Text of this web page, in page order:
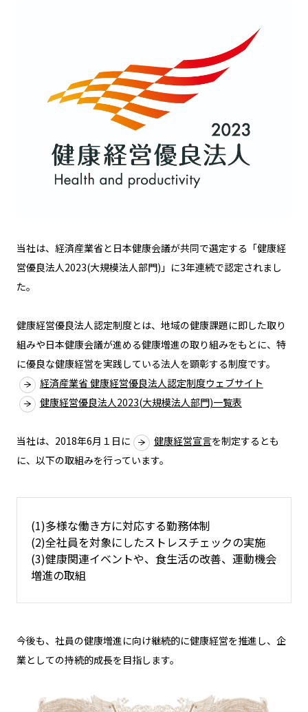
当社は、経済産業省と日本健康会議が共同で選定する「健康経
営優良法人2023(大規模法人部門)」に3年連続で認定されまし
た。
健康経営優良法人認定制度とは、地域の健康課題に即した取り
組みや日本健康会議が進める健康増進の取り組みをもとに、特
に優良な健康経営を実践している法人を顕彰する制度です。
経済産業省 健康経営優良法人認定制度ウェブサイト
健康経営優良法人2023(大規模法人部門)一覧表
当社は、2018年6月１日に 健康経営宣言を制定するとも
に、以下の取組みを行っています。
(1)多様な働き方に対応する勤務体制
(2)全社員を対象にしたストレスチェックの実施
(3)健康関連イベントや、食生活の改善、運動機会
増進の取組
今後も、社員の健康増進に向け継続的に健康経営を推進し、企
業としての持続的成長を目指します。